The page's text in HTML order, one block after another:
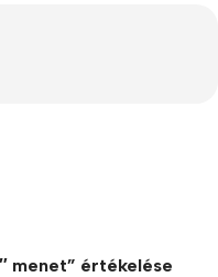
menet” értékelése